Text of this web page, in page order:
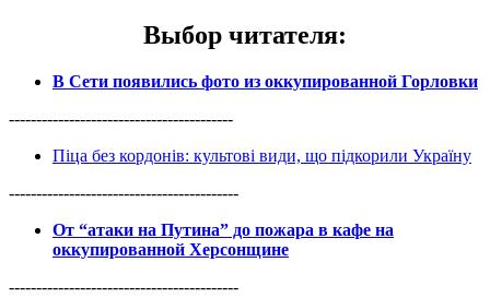
Выбор читателя:
В Сети появились фото из оккупированной Горловки
-----------------------------------------
Піца без кордонів: культові види, що підкорили Україну
------------------------------------------
От “атаки на Путина” до пожара в кафе на
оккупированной Херсонщине
------------------------------------------